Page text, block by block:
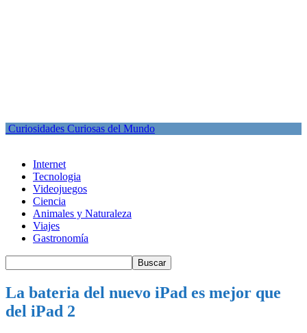
Curiosidades Curiosas del Mundo
Internet
Tecnologia
Videojuegos
Ciencia
Animales y Naturaleza
Viajes
Gastronomía
La bateria del nuevo iPad es mejor que
del iPad 2